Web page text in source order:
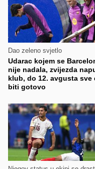
Dao zeleno svjetlo
Udarac kojem se
nije nadala, zvijezda
klub, do 12. avgusta sve
biti gotovo